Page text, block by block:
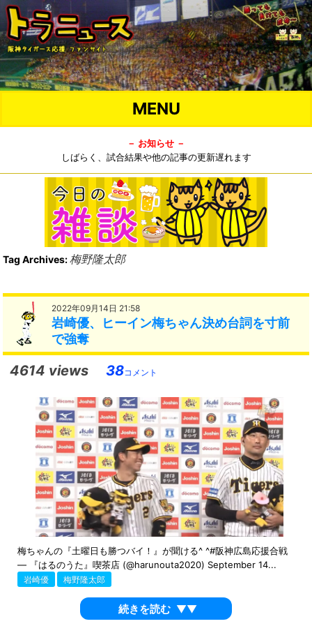
MENU
－ お知らせ －
しばらく、試合結果や他の記事の更新遅れます
Tag Archives:梅野隆太郎
2022年09月14日 21:58
岩崎優、ヒーイン梅ちゃん決め台詞を寸前
で強奪
4614 views 38コメント
梅ちゃんの『土曜日も勝つバイ！』が聞ける^ ^#阪神広島応援合戦
— 『はるのうた』喫茶店 (@harunouta2020) September 14...
岩崎優 梅野隆太郎
続きを読む ▼▼